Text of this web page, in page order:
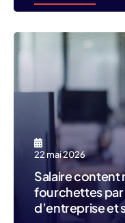
22 mai 2026
Salaire content
fourchettes
d’entreprise et